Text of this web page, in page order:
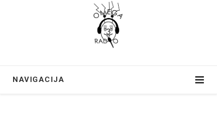
NAVIGACIJA